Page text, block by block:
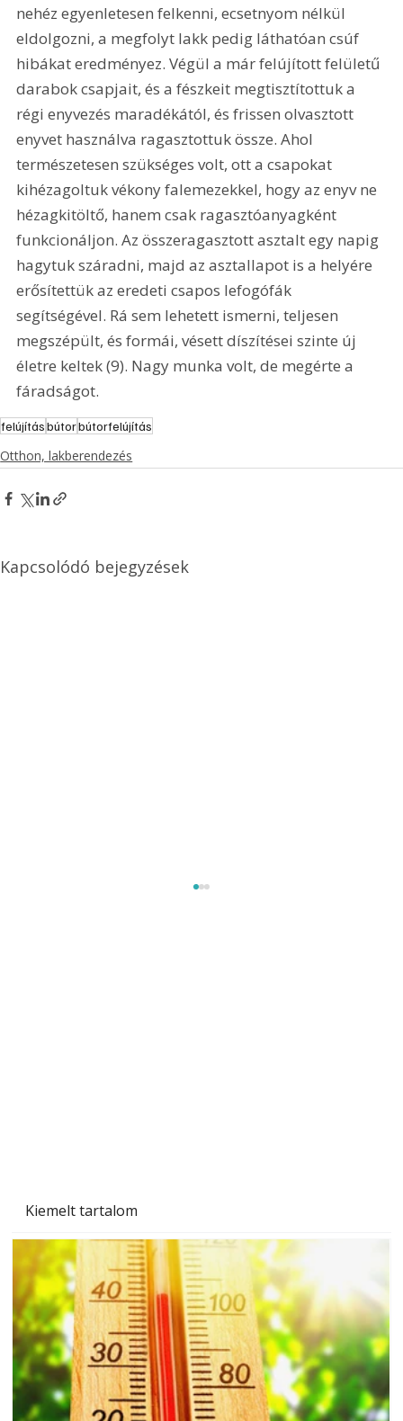
Kiemelt tartalom
nehéz egyenletesen felkenni, ecsetnyom nélkül
eldolgozni, a megfolyt lakk pedig láthatóan csúf
hibákat eredményez. Végül a már felújított felületű
darabok csapjait, és a fészkeit megtisztítottuk a
régi enyvezés maradékától, és frissen olvasztott
enyvet használva ragasztottuk össze. Ahol
természetesen szükséges volt, ott a csapokat
kihézagoltuk vékony falemezekkel, hogy az enyv ne
hézagkitöltő, hanem csak ragasztóanyagként
funkcionáljon. Az összeragasztott asztalt egy napig
hagytuk száradni, majd az asztallapot is a helyére
erősítettük az eredeti csapos lefogófák
segítségével. Rá sem lehetett ismerni, teljesen
megszépült, és formái, vésett díszítései szinte új
életre keltek (9). Nagy munka volt, de megérte a
fáradságot.
felújításbútorbútorfelújítás
Otthon, lakberendezés
Kapcsolódó bejegyzések